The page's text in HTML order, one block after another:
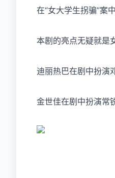
在“女大学生拐骗”案
本剧的亮点无疑就是
迪丽热巴在剧中扮演
金世佳在剧中扮演常